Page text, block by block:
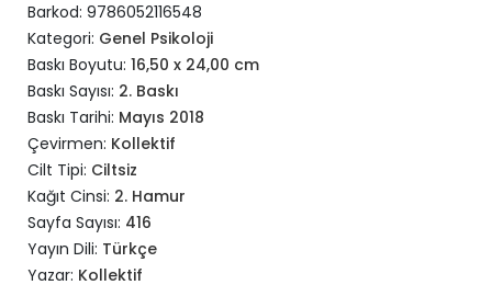
Barkod: 9786052116548
Kategori: Genel Psikoloji
Baskı Boyutu: 16,50 x 24,00 cm
Baskı Sayısı: 2. Baskı
Baskı Tarihi: Mayıs 2018
Çevirmen: Kollektif
Cilt Tipi: Ciltsiz
Kağıt Cinsi: 2. Hamur
Sayfa Sayısı: 416
Yayın Dili: Türkçe
Yazar: Kollektif